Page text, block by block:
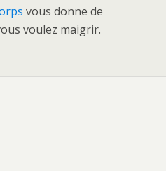
vous donne de
voulez maigrir.